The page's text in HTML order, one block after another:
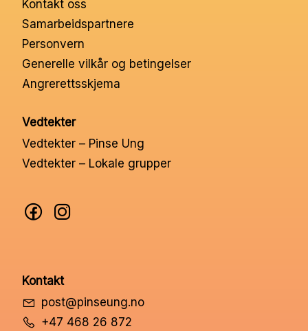
Kontakt oss
Samarbeidspartnere
Personvern
Generelle vilkår og betingelser
Angrerettsskjema
Vedtekter
Vedtekter – Pinse Ung
Vedtekter – Lokale grupper
Kontakt
post@pinseung.no
+47 468 26 872
Nettbutikk
Kontakt oss
Medlemssystem
Min konto